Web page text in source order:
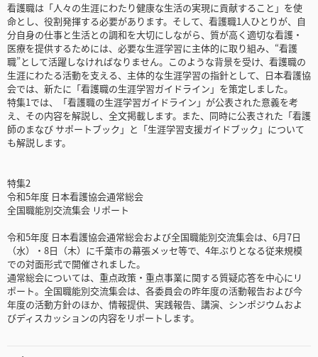
看護職は「人々の生涯にわたり健康な生活の実現に貢献すること」を使
命とし、役割発揮する必要があります。そして、看護職1人ひとりが、自
分自身の仕事と生活との調和を大切にしながら、質が高く適切な看護・
医療を提供するためには、必要な生涯学習に主体的に取り組み、“看護
職”として活躍しなければなりません。このような背景を受け、看護職の
生涯にわたる活動を支える、主体的な生涯学習の指針として、日本看護協
会では、新たに「看護職の生涯学習ガイドライン」を策定しました。
特集1では、「看護職の生涯学習ガイドライン」が公表された意義を考
え、その内容を解説し、全文掲載します。また、同時に公表された「看護
師のまなび サポートブック」と「生涯学習支援ガイドブック」について
も解説します。
特集2
令和5年度 日本看護協会通常総会
全国職能別交流集会 リポート
令和5年度 日本看護協会通常総会および全国職能別交流集会は、6月7日
（水）・8日（木）に千葉市の幕張メッセ等で、4年ぶりとなる従来規模
での対面形式で開催されました。
通常総会については、重点政策・重点事業に関する質疑応答を中心にリ
ポート。全国職能別交流集会は、各委員会の昨年度の活動報告および今
年度の活動方針のほか、情報提供、実践報告、講演、シンポジウムおよ
びディスカッションの内容をリポートします。